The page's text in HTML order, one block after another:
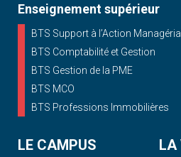
Enseignement supérieur
BTS Support à l’Action
BTS Comptabilité et Gestion
BTS Gestion de la PME
BTS MCO
BTS Professions Immobilières
LE CAMPUS LA